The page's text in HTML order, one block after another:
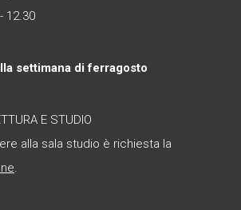
12.30
settimana di ferragosto
E STUDIO
alla sala studio è richiesta la